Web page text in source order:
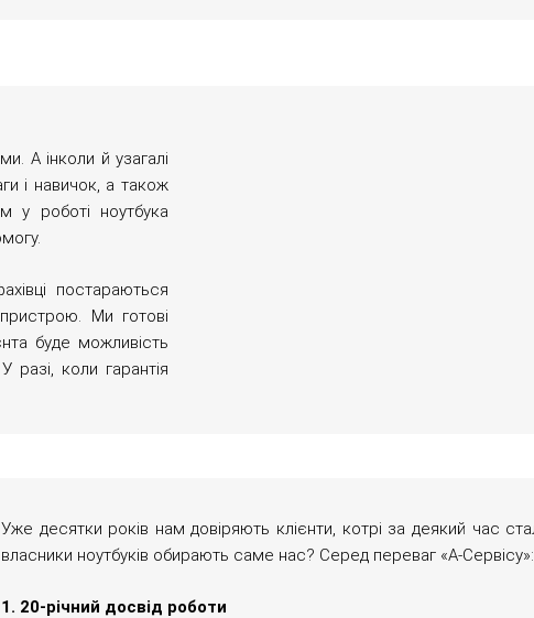
А інколи й узагалі
і навичок, а також
у роботі ноутбука
постараються
Ми готові
буде можливість
коли гарантія
Уже десятки років нам довіряють клієнти, котрі за деякий час
власники ноутбуків обирають саме нас? Серед переваг «А-Сервісу»:
1. 20-річний досвід роботи